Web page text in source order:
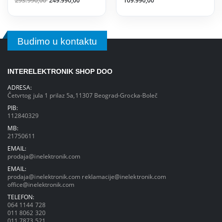
Budimo u kontaktu
INTERELEKTRONIK SHOP DOO
ADRESA:
Četvrtog jula 1 prilaz 5a,11307 Beograd-Grocka-Boleč
PIB:
112840329
MB:
21750611
EMAIL:
prodaja@inelektronik.com
EMAIL:
prodaja@inelektronik.com reklamacije@inelektronik.com
office@inelektronik.com
TELEFON:
064 1144 728
011 8062 320